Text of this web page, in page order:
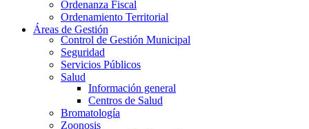
Ordenanza Fiscal
Ordenamiento Territorial
Áreas de Gestión
Control de Gestión Municipal
Seguridad
Servicios Públicos
Salud
Información general
Centros de Salud
Bromatología
Zoonosis